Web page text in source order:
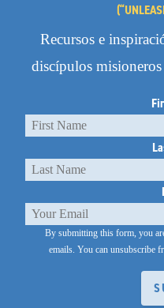
Recursos e
discípulos
By submitting this form, you
emails. You can unsubscribe